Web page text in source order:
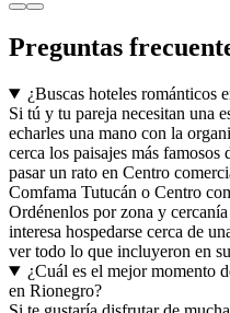
Preguntas
¿Buscas hoteles románticos
Si tú y tu pareja necesitan una
echarles una mano con la
cerca los paisajes más
pasar un rato en Centro
Comfama Tutucán o Centro
Ordénenlos por zona y
interesa hospedarse cerca de
ver todo lo que incluyeron en
¿Cuál es el mejor momento
en Rionegro?